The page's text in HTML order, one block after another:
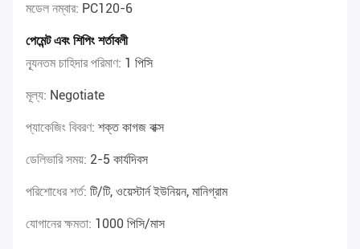
মডেল নম্বার: PC120-6
পেমেন্ট এবং শিপিং শর্তাবলী
ন্যূনতম চাহিদার পরিমাণ: 1 পিসি
মূল্য: Negotiate
প্যাকেজিং বিবরণ: শক্ত কাগজ বাক্স
ডেলিভারি সময়: 2-5 কার্যদিবস
পরিশোধের শর্ত: টি/টি, ওয়েস্টার্ন ইউনিয়ন, মানিগ্রাম
যোগানের ক্ষমতা: 1000 পিসি/মাস